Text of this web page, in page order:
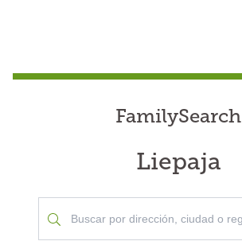
FamilySearch
Liepaja